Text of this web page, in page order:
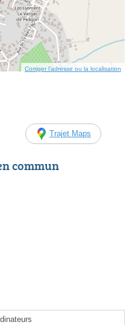
Corriger l’adresse ou la localisation
Trajet Maps
commun